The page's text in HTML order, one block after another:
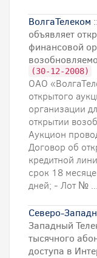
ВолгаТелеком
объявляет
финансовой
(30-12-2008)
ОАО
открытого
организации
открытии
Аукцион
Договор об
кредитной
срок 18
дней; - Лот № ...
Северо-
Западный
тысячного
доступа в